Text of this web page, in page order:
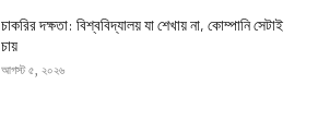
চাকরির দক্ষতা: বিশ্ববিদ্যালয় যা শেখায় না, কোম্পানি সেটাই
চায়
আগস্ট ৫, ২০২৬